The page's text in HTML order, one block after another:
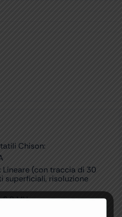
Chison:
(con traccia di 30
superficiali, risoluzione
MHz
5.3 / 11